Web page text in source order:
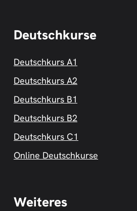
Deutschkurse
Deutschkurs A1
Deutschkurs A2
Deutschkurs B1
Deutschkurs B2
Deutschkurs C1
Online Deutschkurse
Weiteres